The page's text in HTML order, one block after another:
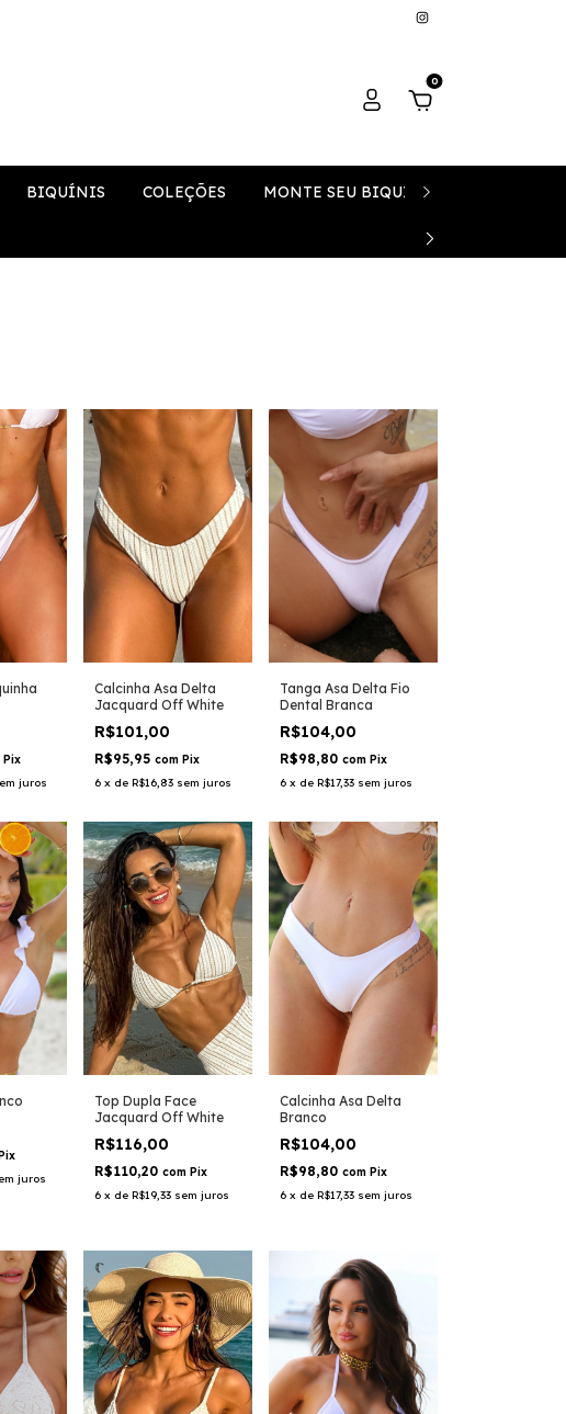
0
BIQUÍNIS COLEÇÕES MONTE SEU BIQUÍNI
Pix
juros
Calcinha Asa Delta
Jacquard Off White
R$101,00
R$95,95 com Pix
6 x de R$16,83 sem juros
Tanga Asa Delta Fio
Dental Branca
R$104,00
R$98,80 com Pix
6 x de R$17,33 sem juros
juros
Top Dupla Face
Jacquard Off White
R$116,00
R$110,20 com Pix
6 x de R$19,33 sem juros
Calcinha Asa Delta
Branco
R$104,00
R$98,80 com Pix
6 x de R$17,33 sem juros